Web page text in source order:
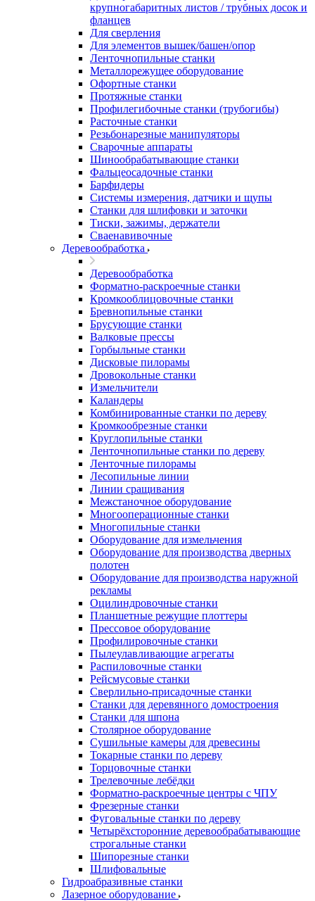
крупногабаритных листов / трубных досок и
фланцев
Для сверления
Для элементов вышек/башен/опор
Ленточнопильные станки
Металлорежущее оборудование
Офортные станки
Протяжные станки
Профилегибочные станки (трубогибы)
Расточные станки
Резьбонарезные манипуляторы
Сварочные аппараты
Шинообрабатывающие станки
Фальцеосадочные станки
Барфидеры
Системы измерения, датчики и щупы
Станки для шлифовки и заточки
Тиски, зажимы, держатели
Cваенавивочные
Деревообработка
Деревообработка
Форматно-раскроечные станки
Кромкооблицовочные станки
Бревнопильные станки
Брусующие станки
Валковые прессы
Горбыльные станки
Дисковые пилорамы
Дровокольные станки
Измельчители
Каландеры
Комбинированные станки по дереву
Кромкообрезные станки
Круглопильные станки
Ленточнопильные станки по дереву
Ленточные пилорамы
Лесопильные линии
Линии сращивания
Межстаночное оборудование
Многооперационные станки
Многопильные станки
Оборудование для измельчения
Оборудование для производства дверных
полотен
Оборудование для производства наружной
рекламы
Оцилиндровочные станки
Планшетные режущие плоттеры
Прессовое оборудование
Профилировочные станки
Пылеулавливающие агрегаты
Распиловочные станки
Рейсмусовые станки
Сверлильно-присадочные станки
Станки для деревянного домостроения
Станки для шпона
Столярное оборудование
Сушильные камеры для древесины
Токарные станки по дереву
Торцовочные станки
Трелевочные лебёдки
Форматно-раскроечные центры с ЧПУ
Фрезерные станки
Фуговальные станки по дереву
Четырёхсторонние деревообрабатывающие
строгальные станки
Шипорезные станки
Шлифовальные
Гидроабразивные станки
Лазерное оборудование